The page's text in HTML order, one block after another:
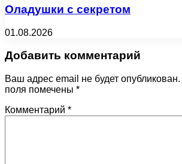
Оладушки с секретом
01.08.2026
Добавить комментарий
Ваш адрес email не будет опубликован.
поля помечены *
Комментарий *